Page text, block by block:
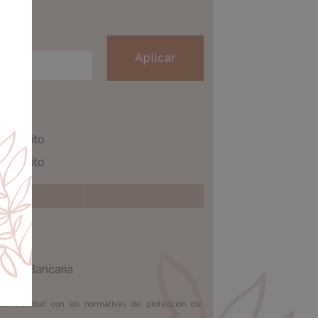
Aplicar
/ Débito
Bancaria
conformidad con las normativas de protección de